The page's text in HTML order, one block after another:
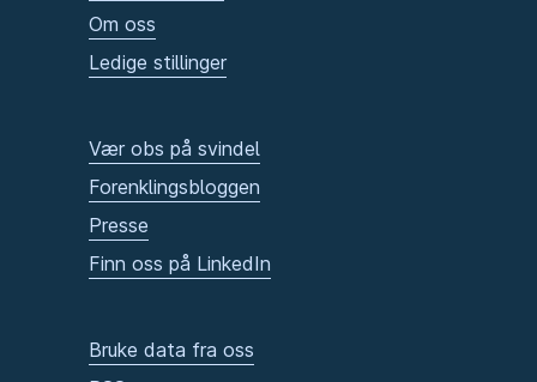
Om oss
Ledige stillinger
Vær obs på svindel
Forenklingsbloggen
Presse
Finn oss på LinkedIn
Bruke data fra oss